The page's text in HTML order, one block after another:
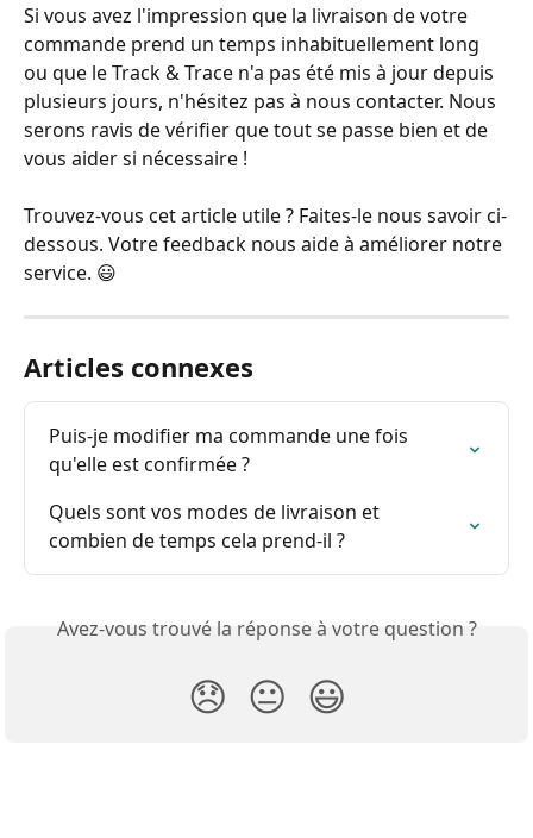
Si vous avez l'impression que la livraison de votre
commande prend un temps inhabituellement long
ou que le Track & Trace n'a pas été mis à jour depuis
plusieurs jours, n'hésitez pas à nous contacter. Nous
serons ravis de vérifier que tout se passe bien et de
vous aider si nécessaire !
Trouvez-vous cet article utile ? Faites-le nous savoir ci-
dessous. Votre feedback nous aide à améliorer notre
service. 😃
Articles connexes
Puis-je modifier ma commande une fois
qu'elle est confirmée ?
Quels sont vos modes de livraison et
combien de temps cela prend-il ?
Avez-vous trouvé la réponse à votre question ?
😞 😐 😃